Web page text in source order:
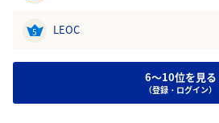
5 LEOC
6～10位を見る
（登録・ログイン）